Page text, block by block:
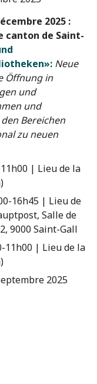
2025 :
canton de Saint-
Neue
Öffnung in
und
und
Bereichen
zu neuen
| Lieu de la
16h45 | Lieu de
Salle de
9000 Saint-Gall
11h00 | Lieu de la
2025